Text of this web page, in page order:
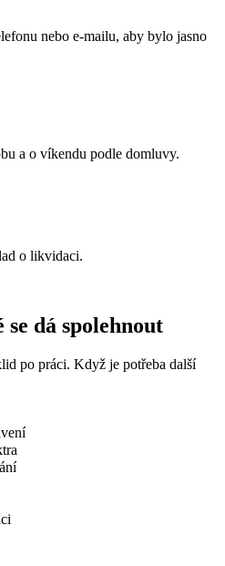
nebo e-mailu, aby bylo jasno
a o víkendu podle domluvy.
o likvidaci.
dá spolehnout
po práci. Když je potřeba další